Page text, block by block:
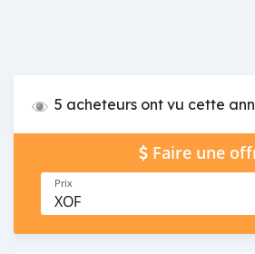
5 acheteurs ont vu cette
Faire une
Prix
XOF